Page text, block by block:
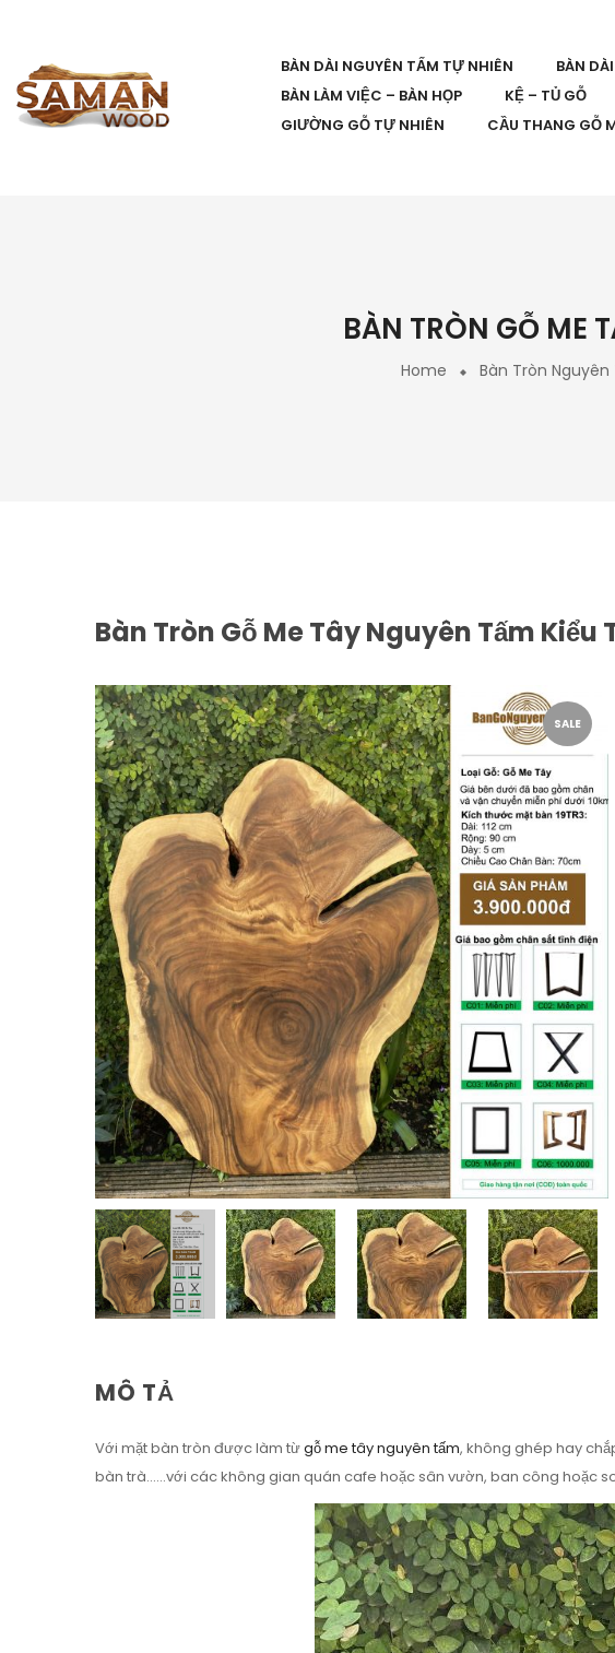
BÀN DÀI NGUYÊN TẤM TỰ NHIÊN BÀN
BÀN LÀM VIỆC – BÀN HỌP
KỆ – TỦ GỖ
GIƯỜNG GỖ TỰ NHIÊN
CẦU THANG GỖ
BÀN TRÒN GỖ ME
Home Bàn Tròn Nguyên
Bàn Tròn Gỗ Me Tây Nguyên Tấm Kiểu
SALE
MÔ TẢ
Với mặt bàn tròn được làm từgỗ me tây nguyên tấm, không ghép hay
bàn trà……với các không gian quán cafe hoặc sân vườn, ban công hoặc